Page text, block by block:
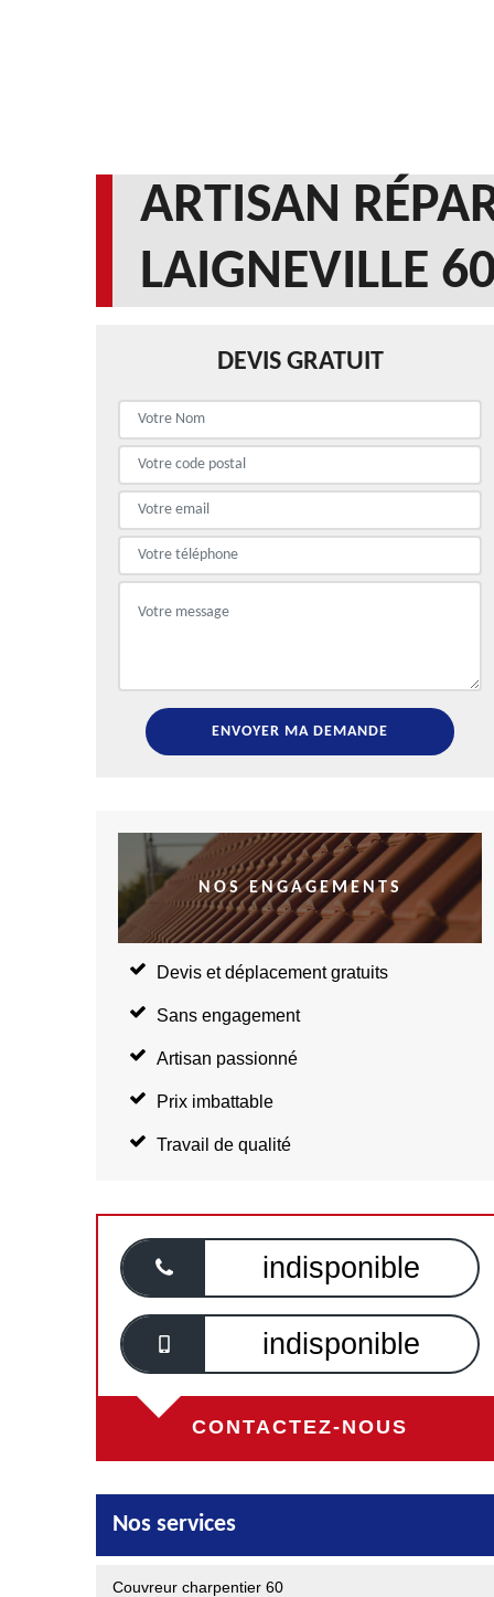
ARTISAN
LAIGNEVILLE
DEVIS GRATUIT
NOS ENGAGEMENTS
Devis et déplacement gratuits
Sans engagement
Artisan passionné
Prix imbattable
Travail de qualité
indisponible
indisponible
CONTACTEZ-NOUS
Nos services
Couvreur charpentier 60